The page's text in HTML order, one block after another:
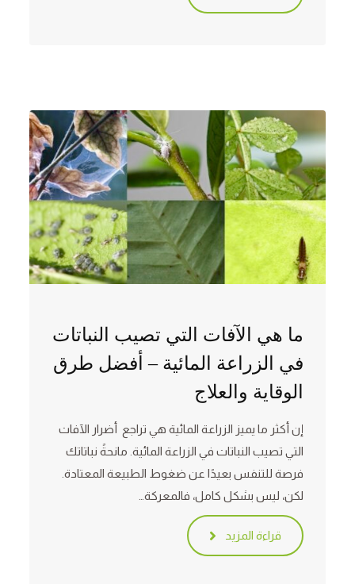
ما هي الآفات التي تصيب النباتات
في الزراعة المائية – أفضل طرق
الوقاية والعلاج
إن أكثر ما يميز الزراعة المائية هي تراجع أضرار الآفات
التي تصيب النباتات في الزراعة المائية. مانحةً نباتاتك
فرصة للتنفس بعيدًا عن ضغوط الطبيعة المعتادة.
لكن، ليس بشكل كامل، فالمعركة…
قراءة المزيد